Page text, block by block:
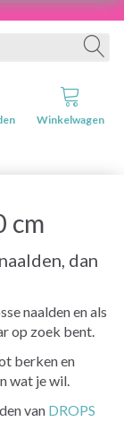
Winkelwagen
cm
dan
naalden en als
op zoek bent.
berken en
wat je wil.
van DROPS